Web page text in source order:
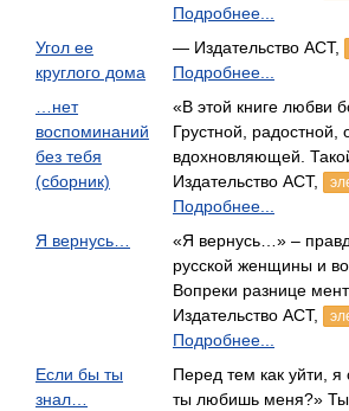
Подробнее...
Угол ее
круглого дома
— Издательство АСТ,
Подробнее...
…нет
воспоминаний
без тебя
(сборник)
«В этой книге любви
Грустной, радостной,
вдохновляющей.
Издательство АСТ,
Подробнее...
Я вернусь…
«Я вернусь…» –
русской женщины и
Вопреки разнице
Издательство АСТ,
Подробнее...
Если бы ты
знал…
Перед тем как уйти,
ты любишь меня?» Ты